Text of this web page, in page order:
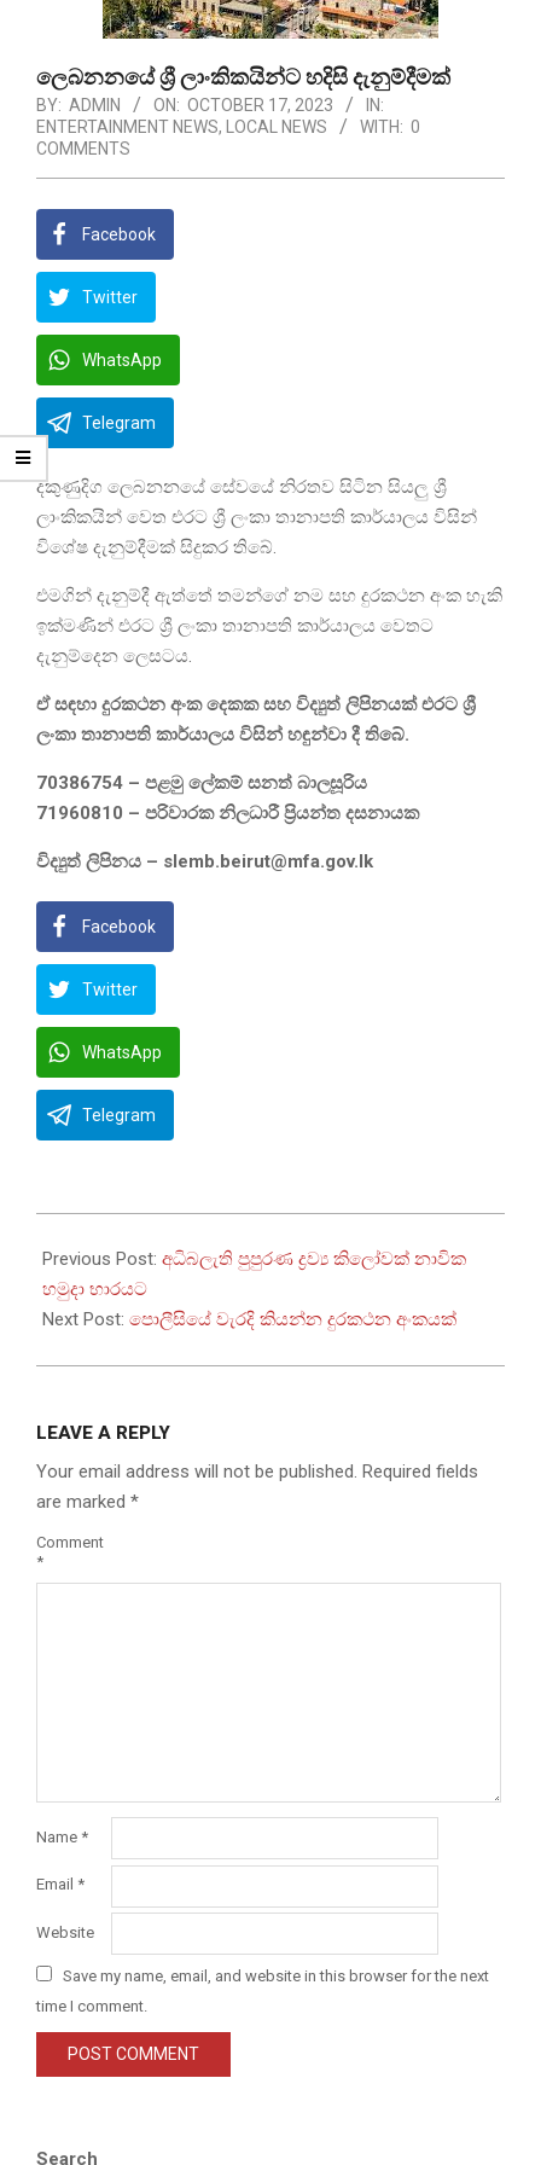
ලෙබනනයේ ශ්‍රී ලාංකිකයින්ට හදිසි දැනුම්දීමක්
BY: ADMIN ON: OCTOBER 17, 2023
IN:
ENTERTAINMENT NEWS, LOCAL NEWS WITH: 0
COMMENTS
Facebook
Twitter
WhatsApp
Telegram
දකුණුදිග ලෙබනනයේ සේවයේ නිරතව සිටින සියලු ශ්‍රී
ලාංකිකයින් වෙත එරට ශ්‍රී ලංකා තානාපති කාර්යාලය විසින්
විශේෂ දැනුම්දීමක් සිදුකර තිබේ.
එමගින් දැනුම්දී ඇත්තේ තමන්ගේ නම සහ දුරකථන අංක හැකි
ඉක්මණින් එරට ශ්‍රී ලංකා තානාපති කාර්යාලය වෙතට
දැනුම්දෙන ලෙසටය.
ඒ සඳහා දුරකථන අංක දෙකක සහ විද්‍යුත් ලිපිනයක් එරට ශ්‍රී
ලංකා තානාපති කාර්යාලය විසින් හඳුන්වා දී තිබේ.
70386754 – පළමු ලේකම් සනත් බාලසූරිය
71960810 – පරිවාරක නිලධාරී ප්‍රියන්ත දසනායක
විද්‍යුත් ලිපිනය – slemb.beirut@mfa.gov.lk
Facebook
Twitter
WhatsApp
Telegram
10-
17
Previous Post: අධිබලැති පුපුරණ ද්‍රව්‍ය කිලෝවක් නාවික
හමුදා භාරයට
Next Post: පොලීසියේ වැරදි කියන්න දුරකථන අංකයක්
LEAVE A REPLY
Your email address will not be published. Required fields
are marked *
Comment
*
Name *
Email *
Website
Save my name, email, and website in this browser for the next
time I comment.
Search